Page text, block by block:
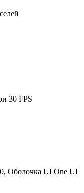
30 FPS
Оболочка UI One UI